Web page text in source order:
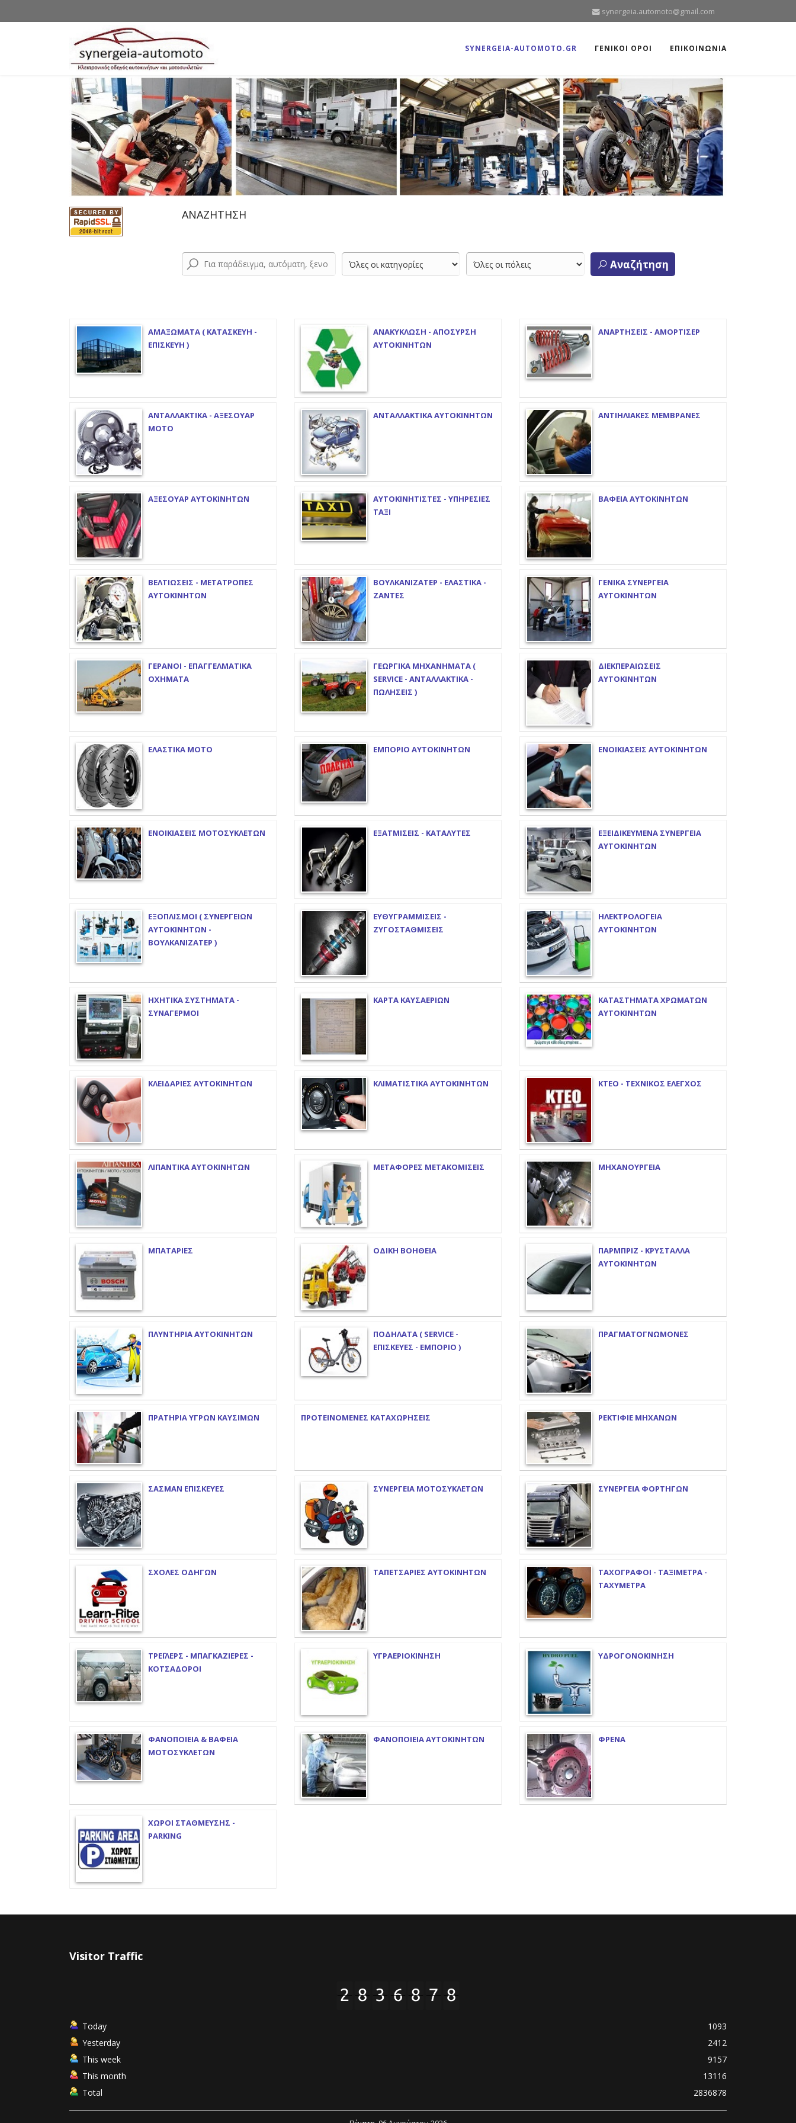
synergeia.automoto@gmail.com
SYNERGEIA-AUTOMOTO.GR ΓΕΝΙΚΟΙ ΟΡΟΙ ΕΠΙΚΟΙΝΩΝΙΑ
ΑΝΑΖΗΤΗΣΗ
Αναζήτηση
ΑΜΑΞΩΜΑΤΑ ( ΚΑΤΑΣΚΕΥΗ -
ΕΠΙΣΚΕΥΗ )
ΑΝΑΚΥΚΛΩΣΗ - ΑΠΟΣΥΡΣΗ
ΑΥΤΟΚΙΝΗΤΩΝ
ΑΝΑΡΤΗΣΕΙΣ - ΑΜΟΡΤΙΣΕΡ
ΑΝΤΑΛΛΑΚΤΙΚΑ - ΑΞΕΣΟΥΑΡ
ΜΟΤΟ
ΑΝΤΑΛΛΑΚΤΙΚΑ ΑΥΤΟΚΙΝΗΤΩΝ ΑΝΤΙΗΛΙΑΚΕΣ ΜΕΜΒΡΑΝΕΣ
ΑΞΕΣΟΥΑΡ ΑΥΤΟΚΙΝΗΤΩΝ
ΑΥΤΟΚΙΝΗΤΙΣΤΕΣ - ΥΠΗΡΕΣΙΕΣ
ΤΑΞΙ
ΒΑΦΕΙΑ ΑΥΤΟΚΙΝΗΤΩΝ
ΒΕΛΤΙΩΣΕΙΣ - ΜΕΤΑΤΡΟΠΕΣ
ΑΥΤΟΚΙΝΗΤΩΝ
ΒΟΥΛΚΑΝΙΖΑΤΕΡ - ΕΛΑΣΤΙΚΑ -
ΖΑΝΤΕΣ
ΓΕΝΙΚΑ ΣΥΝΕΡΓΕΙΑ
ΑΥΤΟΚΙΝΗΤΩΝ
ΓΕΡΑΝΟΙ - ΕΠΑΓΓΕΛΜΑΤΙΚΑ
ΟΧΗΜΑΤΑ
ΓΕΩΡΓΙΚΑ ΜΗΧΑΝΗΜΑΤΑ (
SERVICE - ΑΝΤΑΛΛΑΚΤΙΚΑ -
ΠΩΛΗΣΕΙΣ )
ΔΙΕΚΠΕΡΑΙΩΣΕΙΣ
ΑΥΤΟΚΙΝΗΤΩΝ
ΕΛΑΣΤΙΚΑ ΜΟΤΟ ΕΜΠΟΡΙΟ ΑΥΤΟΚΙΝΗΤΩΝ ΕΝΟΙΚΙΑΣΕΙΣ ΑΥΤΟΚΙΝΗΤΩΝ
ΕΝΟΙΚΙΑΣΕΙΣ ΜΟΤΟΣΥΚΛΕΤΩΝ ΕΞΑΤΜΙΣΕΙΣ - ΚΑΤΑΛΥΤΕΣ
ΕΞΕΙΔΙΚΕΥΜΕΝΑ ΣΥΝΕΡΓΕΙΑ
ΑΥΤΟΚΙΝΗΤΩΝ
ΕΞΟΠΛΙΣΜΟΙ ( ΣΥΝΕΡΓΕΙΩΝ
ΑΥΤΟΚΙΝΗΤΩΝ -
ΒΟΥΛΚΑΝΙΖΑΤΕΡ )
ΕΥΘΥΓΡΑΜΜΙΣΕΙΣ -
ΖΥΓΟΣΤΑΘΜΙΣΕΙΣ
ΗΛΕΚΤΡΟΛΟΓΕΙΑ
ΑΥΤΟΚΙΝΗΤΩΝ
ΗΧΗΤΙΚΑ ΣΥΣΤΗΜΑΤΑ -
ΣΥΝΑΓΕΡΜΟΙ
ΚΑΡΤΑ ΚΑΥΣΑΕΡΙΩΝ
ΚΑΤΑΣΤΗΜΑΤΑ ΧΡΩΜΑΤΩΝ
ΑΥΤΟΚΙΝΗΤΩΝ
ΚΛΕΙΔΑΡΙΕΣ ΑΥΤΟΚΙΝΗΤΩΝ ΚΛΙΜΑΤΙΣΤΙΚΑ ΑΥΤΟΚΙΝΗΤΩΝ ΚΤΕΟ - ΤΕΧΝΙΚΟΣ ΕΛΕΓΧΟΣ
ΛΙΠΑΝΤΙΚΑ ΑΥΤΟΚΙΝΗΤΩΝ ΜΕΤΑΦΟΡΕΣ ΜΕΤΑΚΟΜΙΣΕΙΣ ΜΗΧΑΝΟΥΡΓΕΙΑ
ΜΠΑΤΑΡΙΕΣ ΟΔΙΚΗ ΒΟΗΘΕΙΑ
ΠΑΡΜΠΡΙΖ - ΚΡΥΣΤΑΛΛΑ
ΑΥΤΟΚΙΝΗΤΩΝ
ΠΛΥΝΤΗΡΙΑ ΑΥΤΟΚΙΝΗΤΩΝ
ΠΟΔΗΛΑΤΑ ( SERVICE -
ΕΠΙΣΚΕΥΕΣ - ΕΜΠΟΡΙΟ )
ΠΡΑΓΜΑΤΟΓΝΩΜΟΝΕΣ
ΠΡΑΤΗΡΙΑ ΥΓΡΩΝ ΚΑΥΣΙΜΩΝ ΠΡΟΤΕΙΝΟΜΕΝΕΣ ΚΑΤΑΧΩΡΗΣΕΙΣ ΡΕΚΤΙΦΙΕ ΜΗΧΑΝΩΝ
ΣΑΣΜΑΝ ΕΠΙΣΚΕΥΕΣ ΣΥΝΕΡΓΕΙΑ ΜΟΤΟΣΥΚΛΕΤΩΝ ΣΥΝΕΡΓΕΙΑ ΦΟΡΤΗΓΩΝ
ΣΧΟΛΕΣ ΟΔΗΓΩΝ ΤΑΠΕΤΣΑΡΙΕΣ ΑΥΤΟΚΙΝΗΤΩΝ
ΤΑΧΟΓΡΑΦΟΙ - ΤΑΞΙΜΕΤΡΑ -
ΤΑΧΥΜΕΤΡΑ
ΤΡΕΪΛΕΡΣ - ΜΠΑΓΚΑΖΙΕΡΕΣ -
ΚΟΤΣΑΔΟΡΟΙ
ΥΓΡΑΕΡΙΟΚΙΝΗΣΗ ΥΔΡΟΓΟΝΟΚΙΝΗΣΗ
ΦΑΝΟΠΟΙΕΙΑ & ΒΑΦΕΙΑ
ΜΟΤΟΣΥΚΛΕΤΩΝ
ΦΑΝΟΠΟΙΕΙΑ ΑΥΤΟΚΙΝΗΤΩΝ ΦΡΕΝΑ
ΧΩΡΟΙ ΣΤΑΘΜΕΥΣΗΣ -
PARKING
Visitor Traffic
Today
1093
Yesterday
2412
This week
9157
This month
13116
Total
2836878